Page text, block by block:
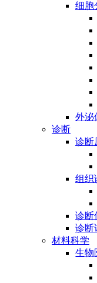
细胞
外泌
诊断
诊断
组织
诊断
诊断
材料科学
生物